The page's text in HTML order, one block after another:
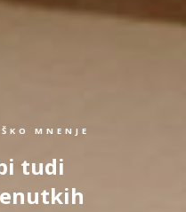
MNENJE
tudi